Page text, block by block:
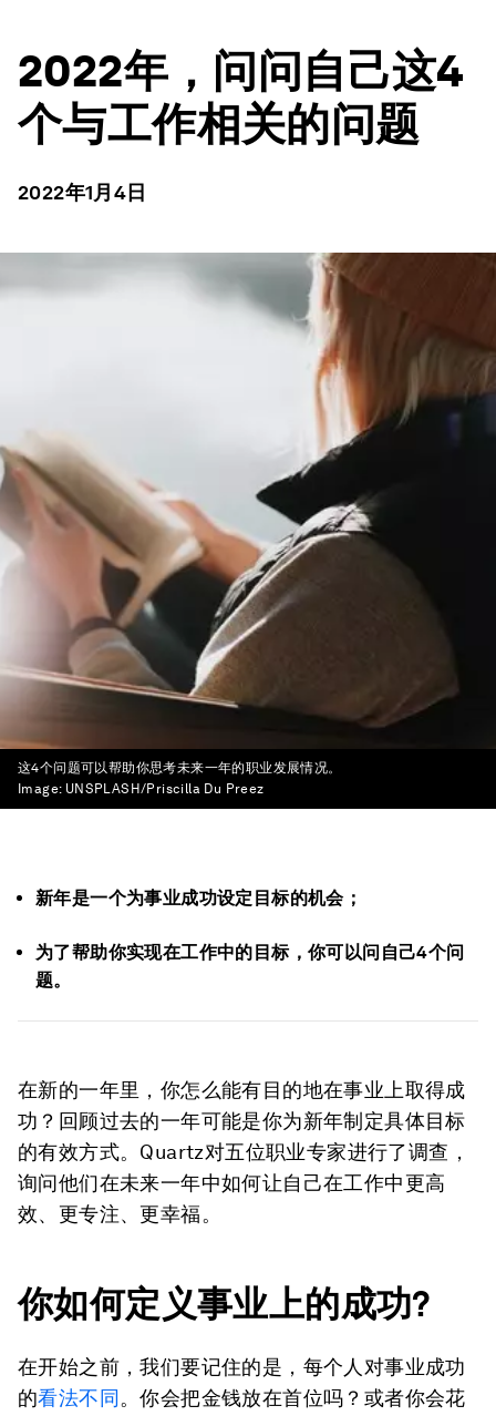
2022年，问问自己这4
个与工作相关的问题
2022年1月4日
这4个问题可以帮助你思考未来一年的职业发展情况。
Image: UNSPLASH/Priscilla Du Preez
新年是一个为事业成功设定目标的机会；
为了帮助你实现在工作中的目标，你可以问自己4个问
题。
在新的一年里，你怎么能有目的地在事业上取得成
功？回顾过去的一年可能是你为新年制定具体目标
的有效方式。Quartz对五位职业专家进行了调查，
询问他们在未来一年中如何让自己在工作中更高
效、更专注、更幸福。
你如何定义事业上的成功?
在开始之前，我们要记住的是，每个人对事业成功
的看法不同 。你会把金钱放在首位吗？或者你会花